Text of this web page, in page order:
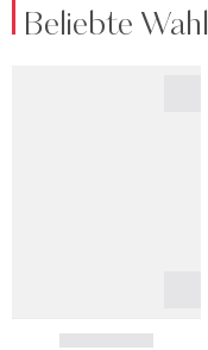
Beliebte Wahl